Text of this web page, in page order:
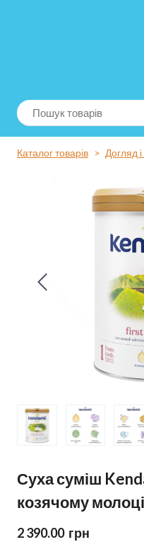
Каталог товарів Догляд
Суха суміш
козячому
2 390.00  грн